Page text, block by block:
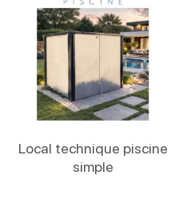
Local technique piscine
simple